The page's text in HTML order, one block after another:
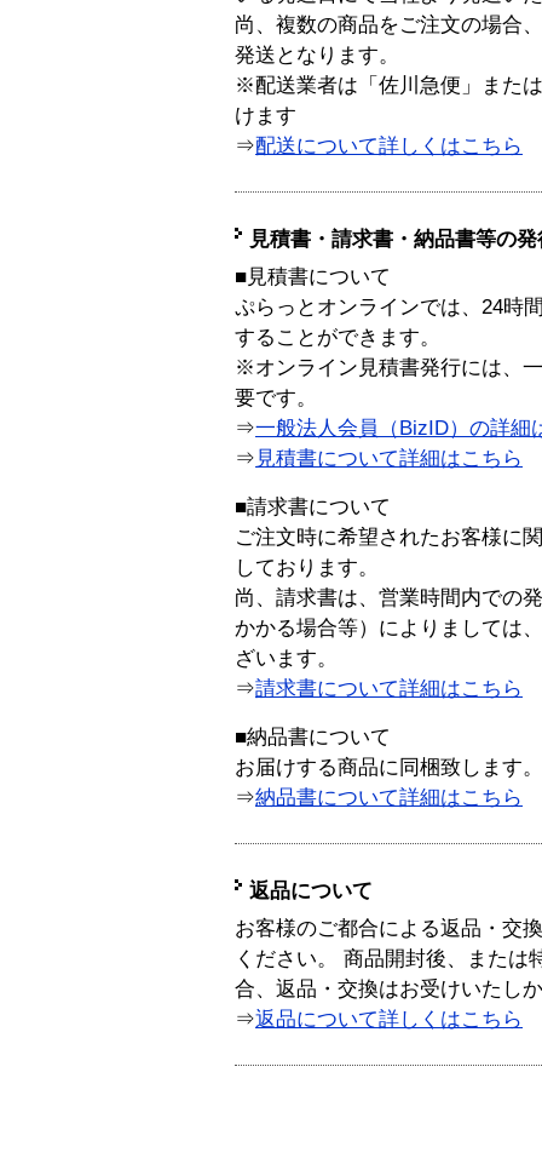
尚、複数の商品をご注文の場合
発送となります。
※配送業者は「佐川急便」また
けます
⇒配送について詳しくはこちら
見積書・請求書・納品書等の
■見積書について
ぷらっとオンラインでは、24時
することができます。
※オンライン見積書発行には、
要です。
⇒一般法人会員（BizID）の詳細
⇒ 見積書について詳細はこちら
■請求書について
ご注文時に希望されたお客様に
しております。
尚、請求書は、営業時間内での
かかる場合等）によりましては
ざいます。
⇒請求書について詳細はこちら
■納品書について
お届けする商品に同梱致します。
⇒納品書について詳細はこちら
返品について
お客様のご都合による返品・交
ください。 商品開封後、または
合、返品・交換はお受けいたし
⇒返品について詳しくはこちら